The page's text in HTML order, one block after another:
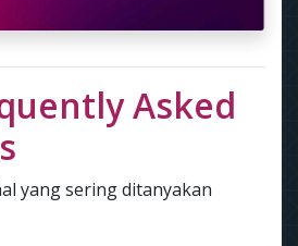
Asked
yang sering ditanyakan